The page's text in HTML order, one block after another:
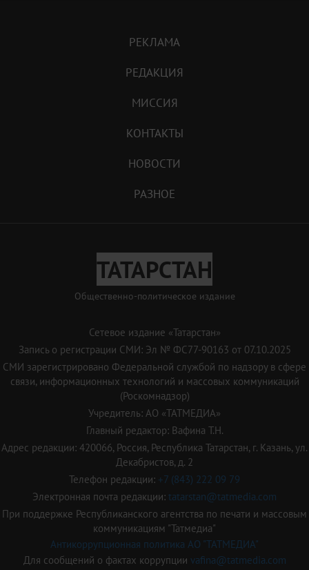
РЕКЛАМА
РЕДАКЦИЯ
МИССИЯ
КОНТАКТЫ
НОВОСТИ
РАЗНОЕ
ТАТАРСТАН
Общественно-политическое издание
Сетевое издание «Татарстан»
Запись о регистрации СМИ: Эл № ФС77-90163 от 07.10.2025
СМИ зарегистрировано Федеральной службой по надзору в сфере
связи, информационных технологий и массовых коммуникаций
(Роскомнадзор)
Учредитель: АО «ТАТМЕДИА»
Главный редактор: Вафина Т.Н.
Адрес редакции: 420066, Россия, Республика Татарстан, г. Казань, ул.
Декабристов, д. 2
Телефон редакции: +7 (843) 222 09 79
Электронная почта редакции: tatarstan@tatmedia.com
При поддержке Республиканского агентства по печати и массовым
коммуникациям "Татмедиа"
Антикоррупционная политика АО "ТАТМЕДИА"
Для сообщений о фактах коррупции vafina@tatmedia.com